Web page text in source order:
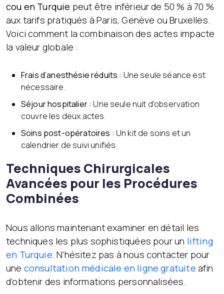
cou en Turquie peut être inférieur de 50 % à 70 %
aux tarifs pratiqués à Paris, Genève ou Bruxelles.
Voici comment la combinaison des actes impacte
la valeur globale :
Frais d’anesthésie réduits : Une seule séance est
nécessaire.
Séjour hospitalier : Une seule nuit d’observation
couvre les deux actes.
Soins post-opératoires : Un kit de soins et un
calendrier de suivi unifiés.
Techniques Chirurgicales
Avancées pour les Procédures
Combinées
Nous allons maintenant examiner en détail les
techniques les plus sophistiquées pour un lifting
en Turquie. N’hésitez pas à nous contacter pour
une consultation médicale en ligne gratuite afin
d’obtenir des informations personnalisées.